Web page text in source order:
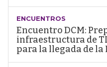
ENCUENTROS
Encuentro DCM:
infraestructura de
para la llegada de la